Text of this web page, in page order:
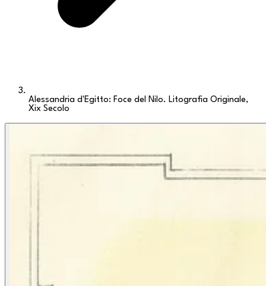
Alessandria d'Egitto: Foce del Nilo. Litografia Originale,
Xix Secolo